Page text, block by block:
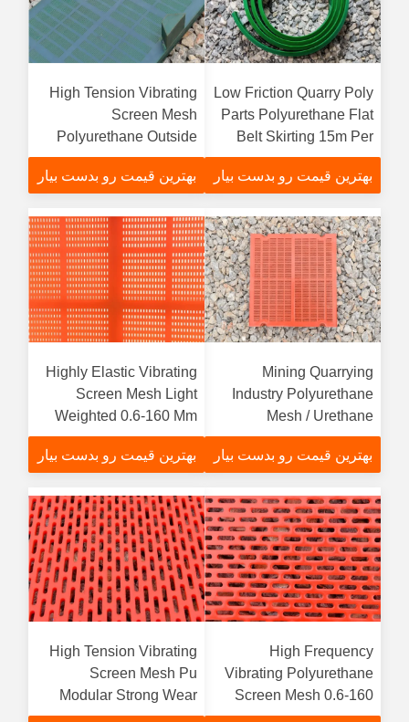
Low Friction Quarry Poly
Parts Polyurethane Flat
Belt Skirting 15m Per
Roll
بهترین قیمت رو بدست بیار
High Tension Vibrating
Screen Mesh
Polyurethane Outside
20-60 Mm
Thicknessfunction
'fa', function () {});}
بهترین قیمت رو بدست بیار
Mining Quarrying
Industry Polyurethane
Mesh / Urethane
Screens ISO Certificate
بهترین قیمت رو بدست بیار
Highly Elastic Vibrating
Screen Mesh Light
Weighted 0.6-160 Mm
Opening
بهترین قیمت رو بدست بیار
High Frequency
Vibrating Polyurethane
Screen Mesh 0.6-160
Mm Openingfunction
High Tension Vibrating
Screen Mesh Pu
Modular Strong Wear
Resistancefunction